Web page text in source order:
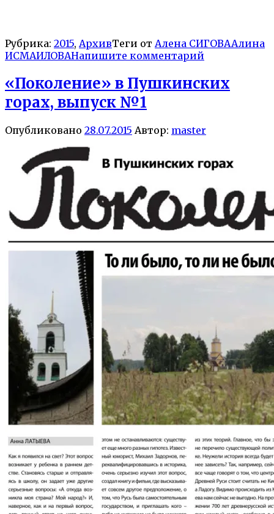
Рубрика: 2015, АрхивТеги от Алена СИГОВААлина
ИСМАИЛОВАНапишите комментарий
«Поколение» в Пушкинских
горах, выпуск №1
Опубликовано 28.07.2015 Автор: master